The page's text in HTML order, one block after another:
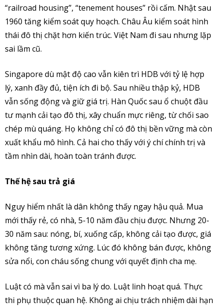
“railroad housing”, “tenement houses” rồi cấm. Nhật sau
1960 tăng kiểm soát quy hoạch. Châu Âu kiểm soát hình
thái đô thị chặt hơn kiến trúc. Việt Nam đi sau nhưng lặp
sai lầm cũ.
Singapore dù mật độ cao vẫn kiên trì HDB với tỷ lệ hợp
lý, xanh đầy đủ, tiện ích đi bộ. Sau nhiều thập kỷ, HDB
vẫn sống động và giữ giá trị. Hàn Quốc sau ổ chuột đầu
tư mạnh cải tạo đô thị, xây chuẩn mực riêng, từ chối sao
chép mù quáng. Họ không chỉ có đô thị bền vững mà còn
xuất khẩu mô hình. Cả hai cho thấy với ý chí chính trị và
tầm nhìn dài, hoàn toàn tránh được.
Thế hệ sau trả giá
Nguy hiểm nhất là dân không thấy ngay hậu quả. Mua
mới thấy rẻ, có nhà, 5-10 năm đầu chịu được. Nhưng 20-
30 năm sau: nóng, bí, xuống cấp, không cải tạo được, giá
không tăng tương xứng. Lúc đó không bán được, không
sửa nổi, con cháu sống chung với quyết định cha mẹ.
Luật có mà vẫn sai vì ba lý do. Luật linh hoạt quá. Thực
thi phụ thuộc quan hệ. Không ai chịu trách nhiệm dài hạn